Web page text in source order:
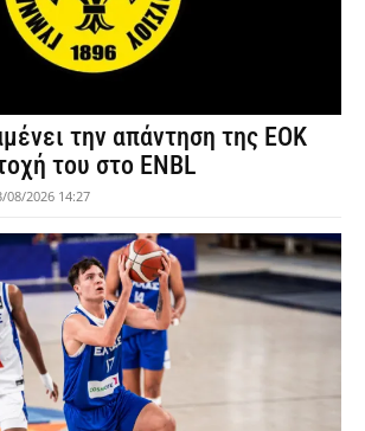
την απάντηση της ΕΟΚ
του στο ENBL
08/2026 14:27